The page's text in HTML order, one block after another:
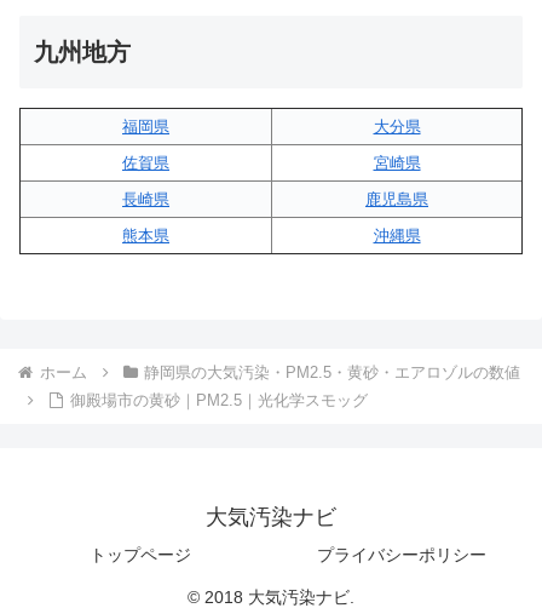
九州地方
福岡県
大分県
佐賀県
宮崎県
長崎県
鹿児島県
熊本県
沖縄県
ホーム
静岡県の大気汚染・PM2.5・黄砂・エアロゾルの数値
御殿場市の黄砂｜PM2.5｜光化学スモッグ
大気汚染ナビ
トップページ プライバシーポリシー
© 2018 大気汚染ナビ.